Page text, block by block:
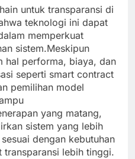
untuk transparansi di
teknologi ini dapat
memperkuat
sistem.Meskipun
hal performa, biaya, dan
seperti smart contract
pemilihan model
yang matang,
sistem yang lebih
dengan kebutuhan
transparansi lebih tinggi.